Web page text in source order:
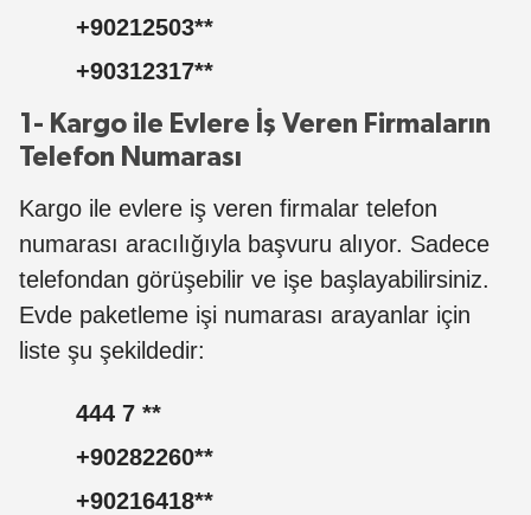
+90212503**
+90312317**
1- Kargo ile Evlere İş Veren Firmaların
Telefon Numarası
Kargo ile evlere iş veren firmalar telefon
numarası aracılığıyla başvuru alıyor. Sadece
telefondan görüşebilir ve işe başlayabilirsiniz.
Evde paketleme işi numarası arayanlar için
liste şu şekildedir:
444 7 **
+90282260**
+90216418**